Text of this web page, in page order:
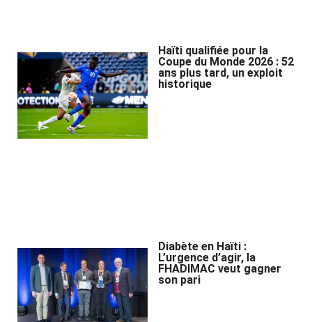
Haïti qualifiée pour la
Coupe du Monde 2026 : 52
ans plus tard, un exploit
historique
Diabète en Haïti :
L’urgence d’agir, la
FHADIMAC veut gagner
son pari